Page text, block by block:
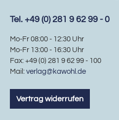
Tel. +49 (0) 281 9 62 99 - 0
Mo-Fr 08:00 - 12:30 Uhr
Mo-Fr 13:00 - 16:30 Uhr
Fax: +49 (0) 281 9 62 99 - 100
Mail: verlag@kawohl.de
Vertrag widerrufen